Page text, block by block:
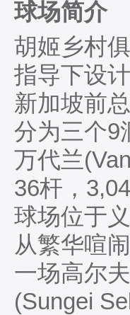
球场简介
胡姬乡村
指导下设
新加坡前
分为三个9
万代兰
36杆，
球场位于
从繁华喧
一场高尔
(Sungei